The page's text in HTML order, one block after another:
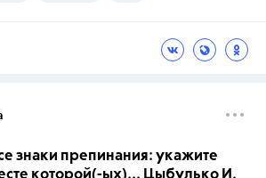
знаки препинания: укажите
которой(-ых)... Цыбулько И.